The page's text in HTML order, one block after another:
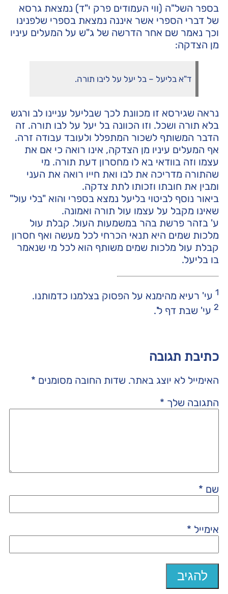
בספר השל"ה (ווי העמודים פרק י"ד) נמצאת גרסא
של דברי הספרי אשר איננה נמצאת בספרי שלפנינו
וכך נאמר שם אחר הדרשה של ג"ש על המעלים עיניו
מן הצדקה:
ד"א בליעל – בל יעל על ליבו תורה.
נראה שגירסא זו מכוונת לכך שבליעל עניינו לב ורגש
בלא תורה ושכל. וזו הכוונה בל יעל על לבו תורה. זה
הדבר המשותף לשכור המתפלל ולעובד עבודה זרה.
אף המעלים עיניו מן הצדקה, אינו רואה כי אם את
עצמו וזה בוודאי בא לו מחסרון דעת תורה. מי
שהתורה מדריכה את לבו ואת חייו רואה את העני
ומבין את חובתו וזכותו לתת צדקה.
ביאור נוסף לביטוי בליעל נמצא בספרי והוא "בלי עול"
שאינו מקבל על עצמו עול תורה ואמונה.
ע' בזהר פרשת בהר במשמעות העול. קבלת עול
מלכות שמים היא תנאי הכרחי לכל מעשה ואף חסרון
קבלת עול מלכות שמים משותף הוא לכל מי שנאמר
בו בליעל.
1 עי' רעיא מהימנא על הפסוק בצלמנו כדמותנו.
2עי' שבת דף ל'.
כתיבת תגובה
האימייל לא יוצג באתר. שדות החובה מסומנים *
התגובה שלך *
שם *
אימייל *